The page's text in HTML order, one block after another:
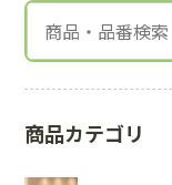
商品カテゴリ